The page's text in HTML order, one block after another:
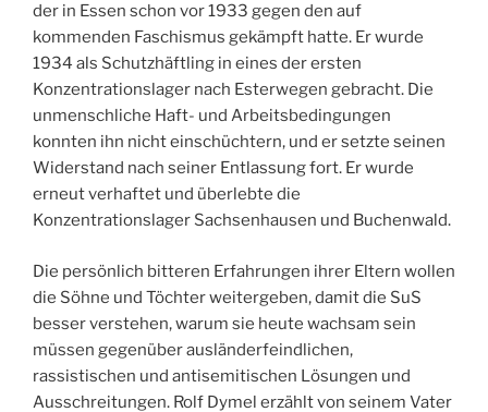
der in Essen schon vor 1933 gegen den auf
kommenden Faschismus gekämpft hatte. Er wurde
1934 als Schutzhäftling in eines der ersten
Konzentrationslager nach Esterwegen gebracht. Die
unmenschliche Haft- und Arbeitsbedingungen
konnten ihn nicht einschüchtern, und er setzte seinen
Widerstand nach seiner Entlassung fort. Er wurde
erneut verhaftet und überlebte die
Konzentrationslager Sachsenhausen und Buchenwald.
Die persönlich bitteren Erfahrungen ihrer Eltern wollen
die Söhne und Töchter weitergeben, damit die SuS
besser verstehen, warum sie heute wachsam sein
müssen gegenüber ausländerfeindlichen,
rassistischen und antisemitischen Lösungen und
Ausschreitungen. Rolf Dymel erzählt von seinem Vater